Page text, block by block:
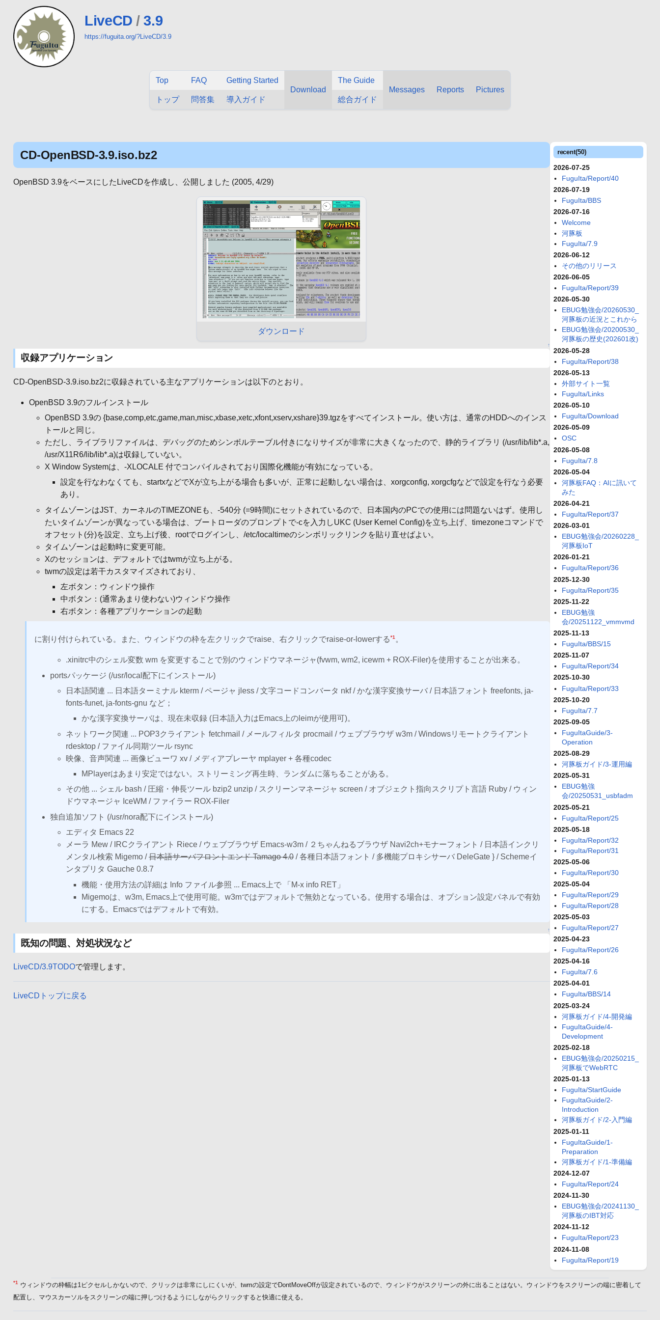
LiveCD / 3.9
https://fuguita.org/?LiveCD/3.9
Top FAQ
Getting Started
Download
The Guide
Messages
Reports
Pictures
トップ
問答集 導入ガイド 総合ガイド
CD-OpenBSD-3.9.iso.bz2
OpenBSD 3.9をベースにしたLiveCDを作成し、公開しました (2005, 4/29)
ダウンロード
↑
収録アプリケーション
CD-OpenBSD-3.9.iso.bz2に収録されている主なアプリケーションは以下のとおり。
OpenBSD 3.9のフルインストール
OpenBSD 3.9の {base,comp,etc,game,man,misc,xbase,xetc,xfont,xserv,xshare}39.tgzをすべてインストール。使い方は、通常のHDDへのインス
トールと同じ。
ただし、ライブラリファイルは、デバッグのためシンボルテーブル付きになりサイズが非常に大きくなったので、静的ライブラリ (/usr/lib/lib*.a,
/usr/X11R6/lib/lib*.a)は収録していない。
X Window Systemは、-XLOCALE 付でコンパイルされており国際化機能が有効になっている。
設定を行なわなくても、startxなどでXが立ち上がる場合も多いが、正常に起動しない場合は、xorgconfig, xorgcfgなどで設定を行なう必要
あり。
タイムゾーンはJST、カーネルのTIMEZONEも、-540分 (=9時間)にセットされているので、日本国内のPCでの使用には問題ないはず。使用し
たいタイムゾーンが異なっている場合は、ブートローダのプロンプトで-cを入力しUKC (User Kernel Config)を立ち上げ、timezoneコマンドで
オフセット(分)を設定、立ち上げ後、rootでログインし、/etc/localtimeのシンボリックリンクを貼り直せばよい。
タイムゾーンは起動時に変更可能。
Xのセッションは、デフォルトではtwmが立ち上がる。
twmの設定は若干カスタマイズされており、
左ボタン：ウィンドウ操作
中ボタン：(通常あまり使わない)ウィンドウ操作
右ボタン：各種アプリケーションの起動
に割り付けられている。また、ウィンドウの枠を左クリックでraise、右クリックでraise-or-lowerする*1。
.xinitrc中のシェル変数 wm を変更することで別のウィンドウマネージャ(fvwm, wm2, icewm + ROX-Filer)を使用することが出来る。
portsパッケージ (/usr/local配下にインストール)
日本語関連 ... 日本語ターミナル kterm / ページャ jless / 文字コードコンバータ nkf / かな漢字変換サーバ / 日本語フォント freefonts, ja-
fonts-funet, ja-fonts-gnu など；
かな漢字変換サーバは、現在未収録 (日本語入力はEmacs上のleimが使用可)。
ネットワーク関連 ... POP3クライアント fetchmail / メールフィルタ procmail / ウェブブラウザ w3m / Windowsリモートクライアント
rdesktop / ファイル同期ツール rsync
映像、音声関連 ... 画像ビューワ xv / メディアプレーヤ mplayer + 各種codec
MPlayerはあまり安定ではない。ストリーミング再生時、ランダムに落ちることがある。
その他 ... シェル bash / 圧縮・伸長ツール bzip2 unzip / スクリーンマネージャ screen / オブジェクト指向スクリプト言語 Ruby / ウィン
ドウマネージャ IceWM / ファイラー ROX-Filer
独自追加ソフト (/usr/nora配下にインストール)
エディタ Emacs 22
メーラ Mew / IRCクライアント Riece / ウェブブラウザ Emacs-w3m / ２ちゃんねるブラウザ Navi2ch+モナーフォント / 日本語インクリ
メンタル検索 Migemo /日本語サーバフロントエンド Tamago 4.0/ 各種日本語フォント / 多機能プロキシサーバ DeleGate } / Schemeイ
ンタプリタ Gauche 0.8.7
機能・使用方法の詳細は Info ファイル参照 ... Emacs上で 「M-x info RET」
Migemoは、w3m, Emacs上で使用可能。w3mではデフォルトで無効となっている。使用する場合は、オプション設定パネルで有効
にする。Emacsではデフォルトで有効。
↑
既知の問題、対処状況など
LiveCD/3.9TODOで管理します。
LiveCDトップに戻る
recent(50)
2026-07-25
FuguIta/Report/40
2026-07-19
FuguIta/BBS
2026-07-16
Welcome
河豚板
FuguIta/7.9
2026-06-12
その他のリリース
2026-06-05
FuguIta/Report/39
2026-05-30
EBUG勉強会/20260530_
河豚板の近況とこれから
EBUG勉強会/20200530_
河豚板の歴史(202601改)
2026-05-28
FuguIta/Report/38
2026-05-13
外部サイト一覧
FuguIta/Links
2026-05-10
FuguIta/Download
2026-05-09
OSC
2026-05-08
FuguIta/7.8
2026-05-04
河豚板FAQ：AIに訊いて
みた
2026-04-21
FuguIta/Report/37
2026-03-01
EBUG勉強会/20260228_
河豚板IoT
2026-01-21
FuguIta/Report/36
2025-12-30
FuguIta/Report/35
2025-11-22
EBUG勉強
会/20251122_vmmvmd
2025-11-13
FuguIta/BBS/15
2025-11-07
FuguIta/Report/34
2025-10-30
FuguIta/Report/33
2025-10-20
FuguIta/7.7
2025-09-05
FuguItaGuide/3-
Operation
2025-08-29
河豚板ガイド/3-運用編
2025-05-31
EBUG勉強
会/20250531_usbfadm
2025-05-21
FuguIta/Report/25
2025-05-18
FuguIta/Report/32
FuguIta/Report/31
2025-05-06
FuguIta/Report/30
2025-05-04
FuguIta/Report/29
FuguIta/Report/28
2025-05-03
FuguIta/Report/27
2025-04-23
FuguIta/Report/26
2025-04-16
FuguIta/7.6
2025-04-01
FuguIta/BBS/14
2025-03-24
河豚板ガイド/4-開発編
FuguItaGuide/4-
Development
2025-02-18
EBUG勉強会/20250215_
河豚板でWebRTC
2025-01-13
FuguIta/StartGuide
FuguItaGuide/2-
Introduction
河豚板ガイド/2-入門編
2025-01-11
FuguItaGuide/1-
Preparation
河豚板ガイド/1-準備編
2024-12-07
FuguIta/Report/24
2024-11-30
EBUG勉強会/20241130_
河豚板のIBT対応
2024-11-12
FuguIta/Report/23
2024-11-08
FuguIta/Report/19
*1
ウィンドウの枠幅は1ピクセルしかないので、クリックは非常にしにくいが、twmの設定でDontMoveOffが設定されているので、ウィンドウがスクリーンの外に出ることはない。ウィンドウをスクリーンの端に密着して
配置し、マウスカーソルをスクリーンの端に押しつけるようにしながらクリックすると快適に使える。